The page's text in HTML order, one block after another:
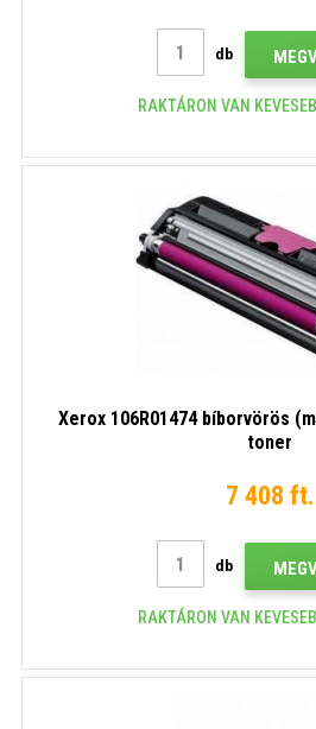
db
RAKTÁRON VAN
Xerox 106R01474 bíborvörös
toner
7 408 ft.
db
RAKTÁRON VAN